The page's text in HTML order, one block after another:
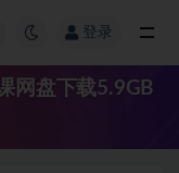
登录
网盘下载5.9GB